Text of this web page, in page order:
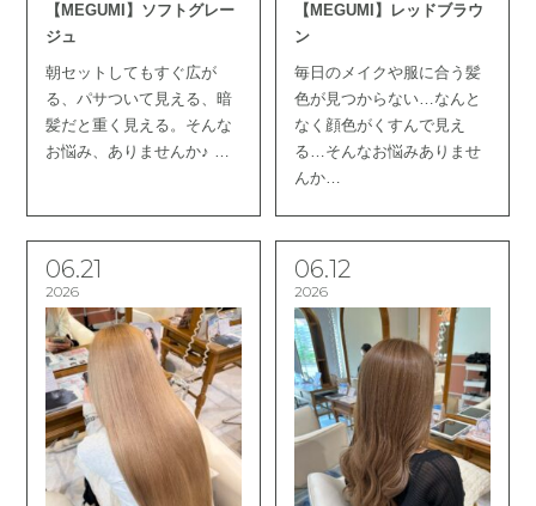
【MEGUMI】ソフトグレー
ジュ
朝セットしてもすぐ広が
る、パサついて見える、暗
髪だと重く見える。そんな
お悩み、ありませんか♪ …
【MEGUMI】レッドブラウ
ン
毎日のメイクや服に合う髪
色が見つからない…なんと
なく顔色がくすんで見え
る…そんなお悩みありませ
んか…
06.21
2026
06.12
2026